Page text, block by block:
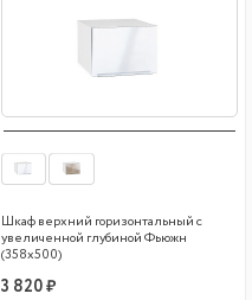
Шкаф верхний горизонтальный с
увеличенной глубиной Фьюжн
(358х500)
3 820 ₽